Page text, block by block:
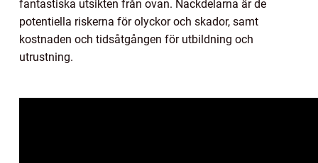
fantastiska utsikten från ovan. Nackdelarna är de
potentiella riskerna för olyckor och skador, samt
kostnaden och tidsåtgången för utbildning och
utrustning.